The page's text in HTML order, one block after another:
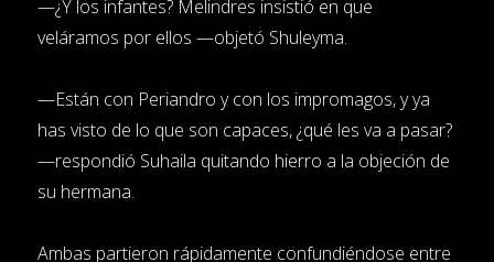
—¿Y los infantes? Melindres insistió en que
veláramos por ellos —objetó Shuleyma.
—Están con Periandro y con los impromagos, y ya
has visto de lo que son capaces, ¿qué les va a pasar?
—respondió Suhaila quitando hierro a la objeción de
su hermana.
Ambas partieron rápidamente confundiéndose entre